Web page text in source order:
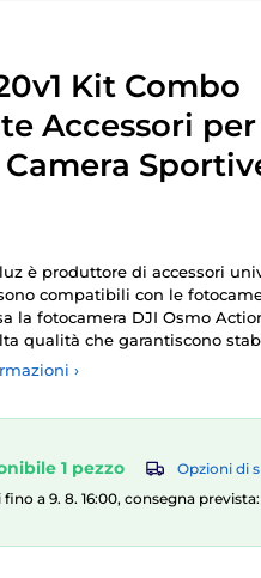
Kit Combo
Accessori per
è produttore di accessori
compatibili con le
la fotocamera DJI Osmo
qualità che garantiscono
›
1 pezzo
Opzioni di
a 9. 8. 16:00, consegna prevista: